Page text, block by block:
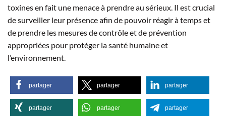
toxines en fait une menace à prendre au sérieux. Il est crucial
de surveiller leur présence afin de pouvoir réagir à temps et
de prendre les mesures de contrôle et de prévention
appropriées pour protéger la santé humaine et
l’environnement.
partager partager partager
partager partager partager